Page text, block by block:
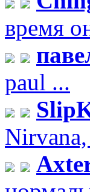
время
paul ...